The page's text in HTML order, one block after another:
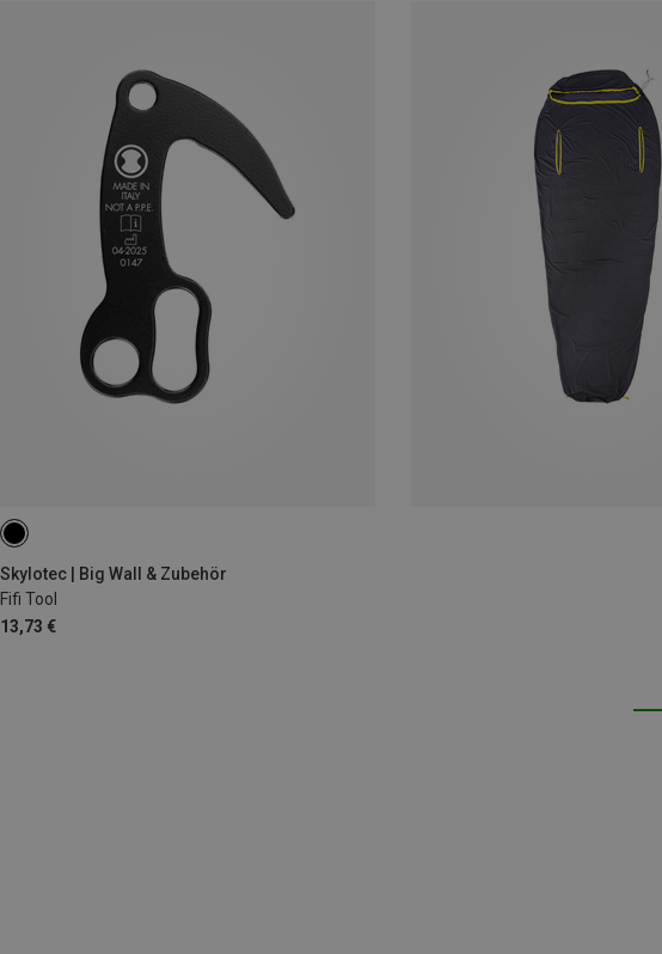
Skylotec | Big Wall & Zubehör
Fifi Tool
13,73 €